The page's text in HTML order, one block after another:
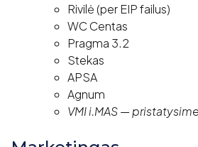
Rivilė (per EIP failus)
WC Centas
Pragma 3.2
Stekas
APSA
Agnum
VMI i.MAS —